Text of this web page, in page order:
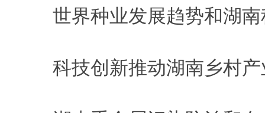
世界种业发展趋势和湖
科技创新推动湖南乡村